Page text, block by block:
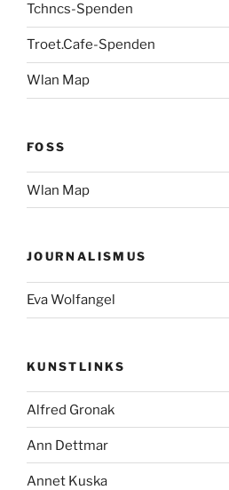
Tchncs-Spenden
Troet.Cafe-Spenden
Wlan Map
FOSS
Wlan Map
JOURNALISMUS
Eva Wolfangel
KUNSTLINKS
Alfred Gronak
Ann Dettmar
Annet Kuska